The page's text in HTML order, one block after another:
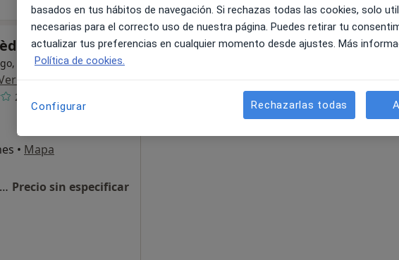
Blanes
Alergólogo, Analista
más
269 opiniones
• Mapa
Primera visita Ginecología y Obstetricia Precio sin especificar
La reserva de cita online no está
basados en tus hábitos de navegación. Si rechazas todas las cookies, solo
necesarias para el correcto uso de nuestra página. Puedes retirar tu
actualizar tus preferencias en cualquier momento desde ajustes. Más
Política de cookies.
Configurar Rechazarlas todas